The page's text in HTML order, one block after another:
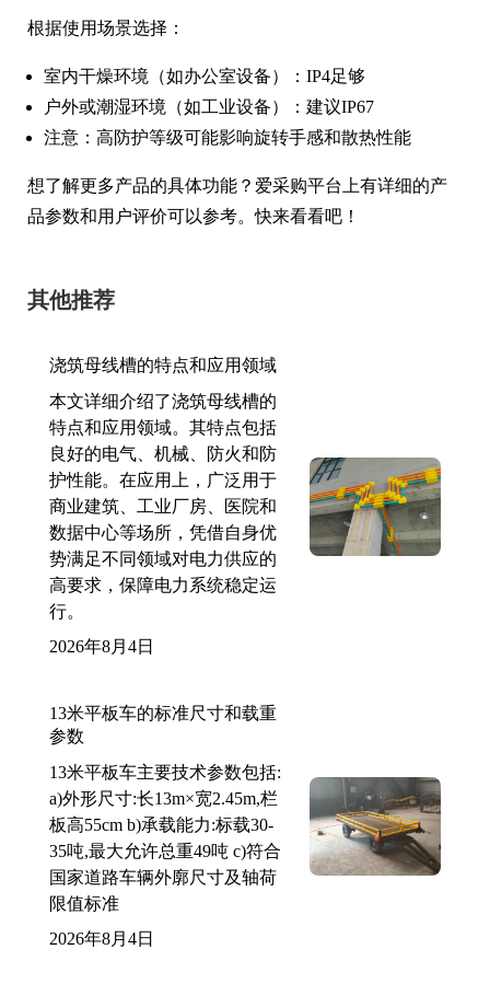
根据使用场景选择：
室内干燥环境（如办公室设备）：IP4足够
户外或潮湿环境（如工业设备）：建议IP67
注意：高防护等级可能影响旋转手感和散热性能
想了解更多产品的具体功能？爱采购平台上有详细的产
品参数和用户评价可以参考。快来看看吧！
其他推荐
浇筑母线槽的特点和应用领域
本文详细介绍了浇筑母线槽的
特点和应用领域。其特点包括
良好的电气、机械、防火和防
护性能。在应用上，广泛用于
商业建筑、工业厂房、医院和
数据中心等场所，凭借自身优
势满足不同领域对电力供应的
高要求，保障电力系统稳定运
行。
2026年8月4日
13米平板车的标准尺寸和载重
参数
13米平板车主要技术参数包括:
a)外形尺寸:长13m×宽2.45m,栏
板高55cm b)承载能力:标载30-
35吨,最大允许总重49吨 c)符合
国家道路车辆外廓尺寸及轴荷
限值标准
2026年8月4日